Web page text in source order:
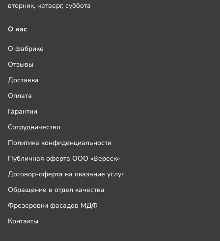
вторник, четверг, суббота
О нас
О фабрике
Отзывы
Доставка
Оплата
Гарантии
Сотрудничество
Политика конфиденциальности
Публичная оферта ООО «Вереск»
Договор-оферта на оказание услуг
Обращение в отдел качества
Фрезеровки фасадов МДФ
Контакты